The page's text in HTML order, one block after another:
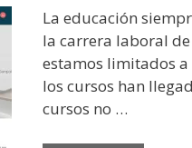
La educación
la carrera laboral
estamos limitados
los cursos han
cursos no …